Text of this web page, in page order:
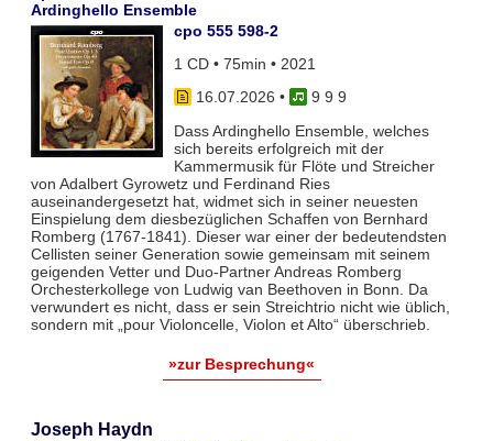
Ardinghello Ensemble
cpo 555 598-2
1 CD • 75min • 2021
16.07.2026 •
9 9 9
Dass Ardinghello Ensemble, welches
sich bereits erfolgreich mit der
Kammermusik für Flöte und Streicher
von Adalbert Gyrowetz und Ferdinand Ries
auseinandergesetzt hat, widmet sich in seiner neuesten
Einspielung dem diesbezüglichen Schaffen von Bernhard
Romberg (1767-1841). Dieser war einer der bedeutendsten
Cellisten seiner Generation sowie gemeinsam mit seinem
geigenden Vetter und Duo-Partner Andreas Romberg
Orchesterkollege von Ludwig van Beethoven in Bonn. Da
verwundert es nicht, dass er sein Streichtrio nicht wie üblich,
sondern mit „pour Violoncelle, Violon et Alto“ überschrieb.
»zur Besprechung«
Joseph Haydn